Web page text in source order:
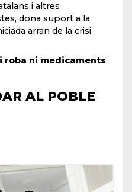
i altres
dona suport a la
arran de la crisi
roba ni medicaments
AL POBLE